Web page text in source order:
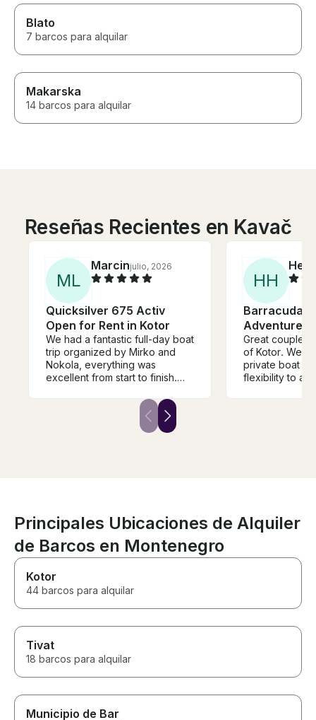
Blato
7 barcos para alquilar
Makarska
14 barcos para alquilar
Reseñas Recientes en Kavač
ML
Marcinjulio, 2026
Quicksilver 675 Activ
Open for Rent in Kotor
We had a fantastic full-day boat
trip organized by Mirko and
Nokola, everything was
excellent from start to finish.
friendly, and made us feel
welcome throughout the day.
The itinerary was beautiful, and
Communication was easy,
everything was well organized,
and they were flexible with
stops and timing. We really
knowledge and hospitality. I
highly recommend booking
with Mirko and his brother if
again!
HH
Barracuda
Adventure
Great couple
of Kotor. We
private boat
flexibility to
Principales Ubicaciones de Alquiler
de Barcos en Montenegro
Kotor
44 barcos para alquilar
Tivat
18 barcos para alquilar
Municipio de Bar